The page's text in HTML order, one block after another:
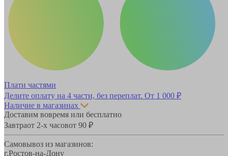
Плати частями
Делите оплату на 4 части, без переплат. От 1 000 ₽
Наличие в магазинах
Доставим вовремя или бесплатно
Завтраот 2-х часовот 90 ₽
Самовывоз из магазинов:
г.Ростов-на-Дону